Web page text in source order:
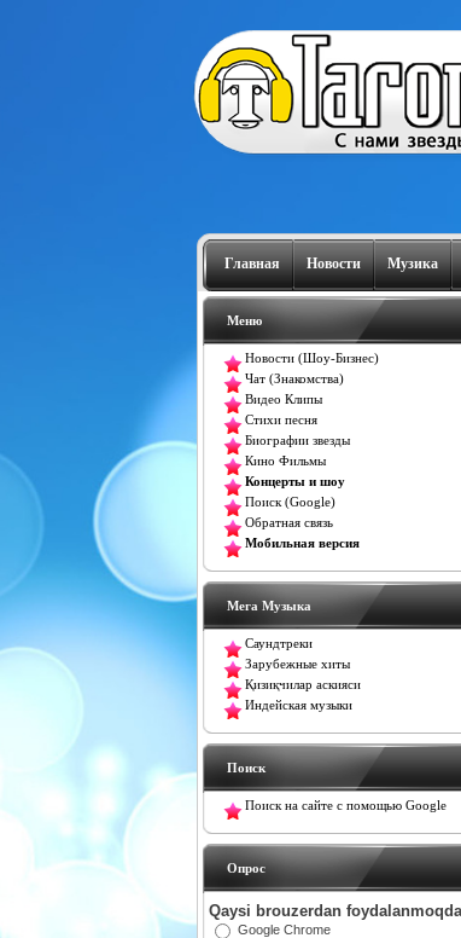
Главная Новости Музика
Меню
Новости (Шоу-Бизнес)
Чат (Знакомства)
Видео Клипы
Стихи песня
Биографии звезды
Кино Фильмы
Концерты и шоу
Поиск (Google)
Обратная связь
Мобильная версия
Мега Музыка
Саундтреки
Зарубежные хиты
Қизиқчилар аскияси
Индейская музыки
Поиск
Поиск на сайте с помощью Google
Oпрос
Qaysi brouzerdan
Google Chrome